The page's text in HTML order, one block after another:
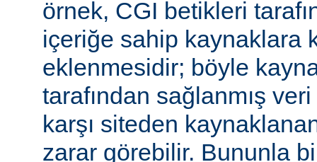
örnek, CGI betikleri
içeriğe sahip kaynaklara
eklenmesidir; böyle
tarafından sağlanmış
karşı siteden
zarar görebilir. Bununla